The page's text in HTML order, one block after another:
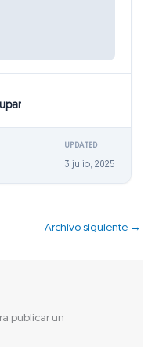
UPDATED
3 julio, 2025
Archivo siguiente →
publicar un